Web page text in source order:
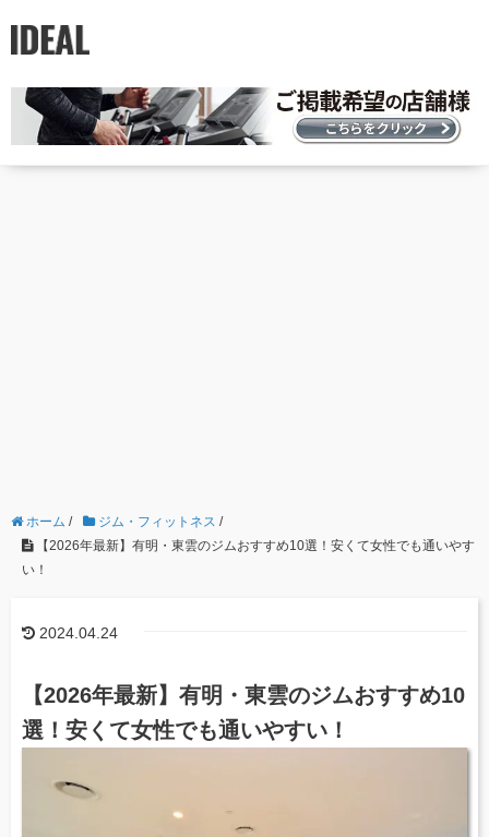
ホーム / ジム・フィットネス /
【2026年最新】有明・東雲のジムおすすめ10選！安くて女性でも通いやす
い！
2024.04.24
【2026年最新】有明・東雲のジムおすすめ10
選！安くて女性でも通いやすい！